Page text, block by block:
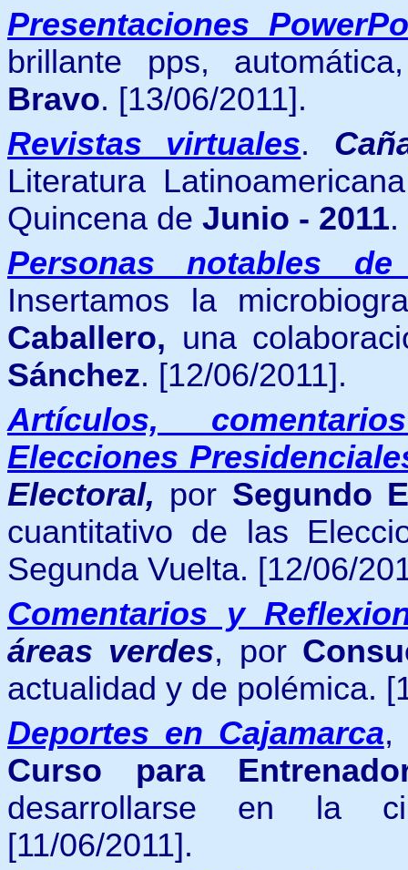
Presentaciones
brillante pps,
Bravo. [13/06/2011].
Revistas virtuales.
Literatura
Quincena de Junio - 2011.
Personas notables
Insertamos la
Caballero, una
Sánchez. [12/06/2011].
Artículos,
Elecciones
Electoral, por Segundo
cuantitativo de las
Segunda Vuelta. [12/06/
Comentarios y
áreas verdes, por
actualidad y de polémica.
Deportes en Cajamarca,
Curso para
desarrollarse en la
[11/06/2011].